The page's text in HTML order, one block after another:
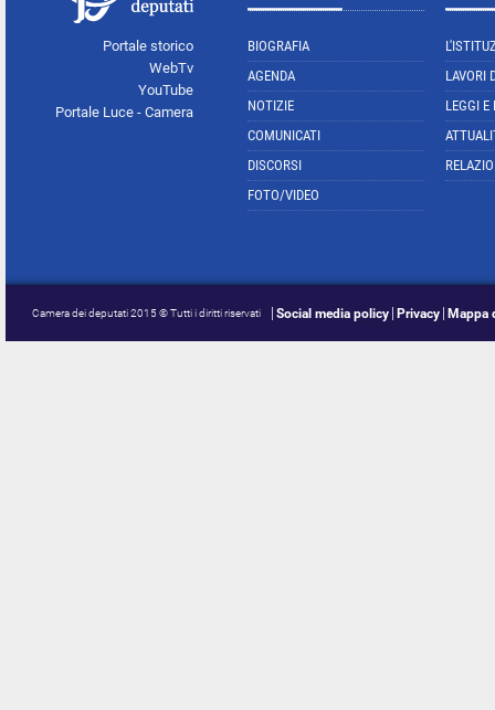
Portale storico
WebTv
YouTube
Portale Luce - Camera
BIOGRAFIA
AGENDA
NOTIZIE
COMUNICATI
DISCORSI
FOTO/VIDEO
LAVORI
LEGGI E
Camera dei deputati 2015 © Tutti i diritti riservati Social media policy Privacy Mappa